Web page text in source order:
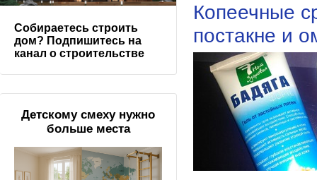
Копеечные
постакне и
Собираетесь строить
дом? Подпишитесь на
канал о строительстве
Детскому смеху нужно
больше места